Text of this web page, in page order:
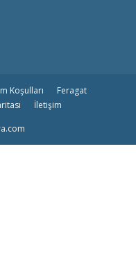
Koşulları
Feragat
İletişim